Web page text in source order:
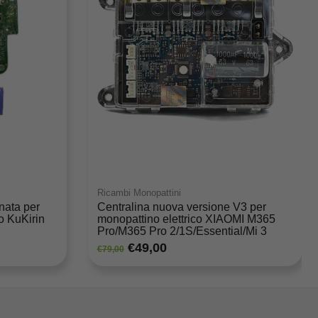
per
KuKirin
Ricambi Monopattini
Centralina nuova versione V3 per
monopattino elettrico XIAOMI M365
Pro/M365 Pro 2/1S/Essential/Mi 3
€79,00 €49,00